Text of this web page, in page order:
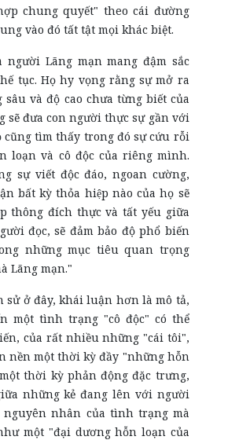
chung quyết" theo cái đường
vào đó tất tật mọi khác biệt.
người Lãng mạn mang đậm sắc
tục. Họ hy vọng rằng sự mở ra
sâu và độ cao chưa từng biết của
sẽ đưa con người thực sự gần với
tìm thấy trong đó sự cứu rỗi
loạn và cô độc của riêng mình.
sự viết độc đáo, ngoan cường,
bất kỳ thỏa hiệp nào của họ sẽ
thông đích thực và tất yếu giữa
đọc, sẽ đảm bảo độ phổ biến
những mục tiêu quan trọng
Lãng mạn."
ở đây, khái luận hơn là mô tả,
một tình trạng "cô độc" có thể
của rất nhiều những "cái tôi",
nền một thời kỳ đầy "những hỗn
thời kỳ phản động đặc trưng,
những kẻ đang lên với người
nguyên nhân của tình trạng mà
một "đại dương hỗn loạn của